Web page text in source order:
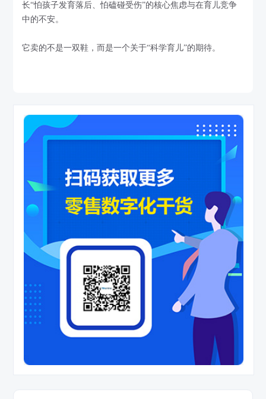
长“怕孩子发育落后、怕磕碰受伤”的核心焦虑与在育儿竞争
中的不安。
它卖的不是一双鞋，而是一个关于“科学育儿”的期待。